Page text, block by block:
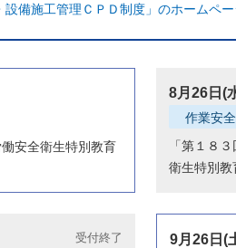
設備施工管理ＣＰＤ制度」のホームペー
働安全衛生特別教育
8月26日(
作業安全
「第１８
衛生特別教
受付終了 9月26日(